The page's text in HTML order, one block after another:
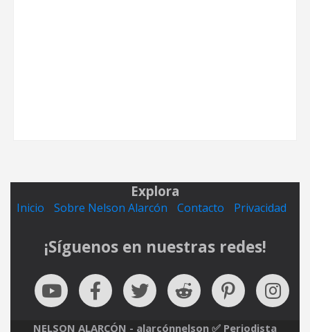
Explora
Inicio Sobre Nelson Alarcón Contacto Privacidad
¡Síguenos en nuestras redes!
NELSON ALARCÓN - alarcónnelson ✅ Periodista